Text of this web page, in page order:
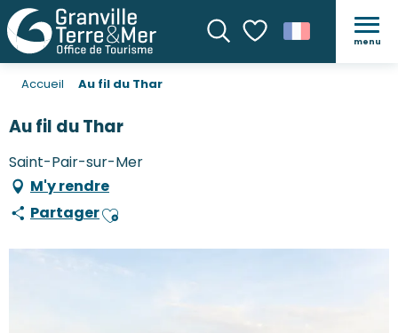
Recherche
Voir les favoris
menu
Accueil Au fil du Thar
Au fil du Thar
Saint-Pair-sur-Mer
M'y rendre
PartagerAjouter aux favoris